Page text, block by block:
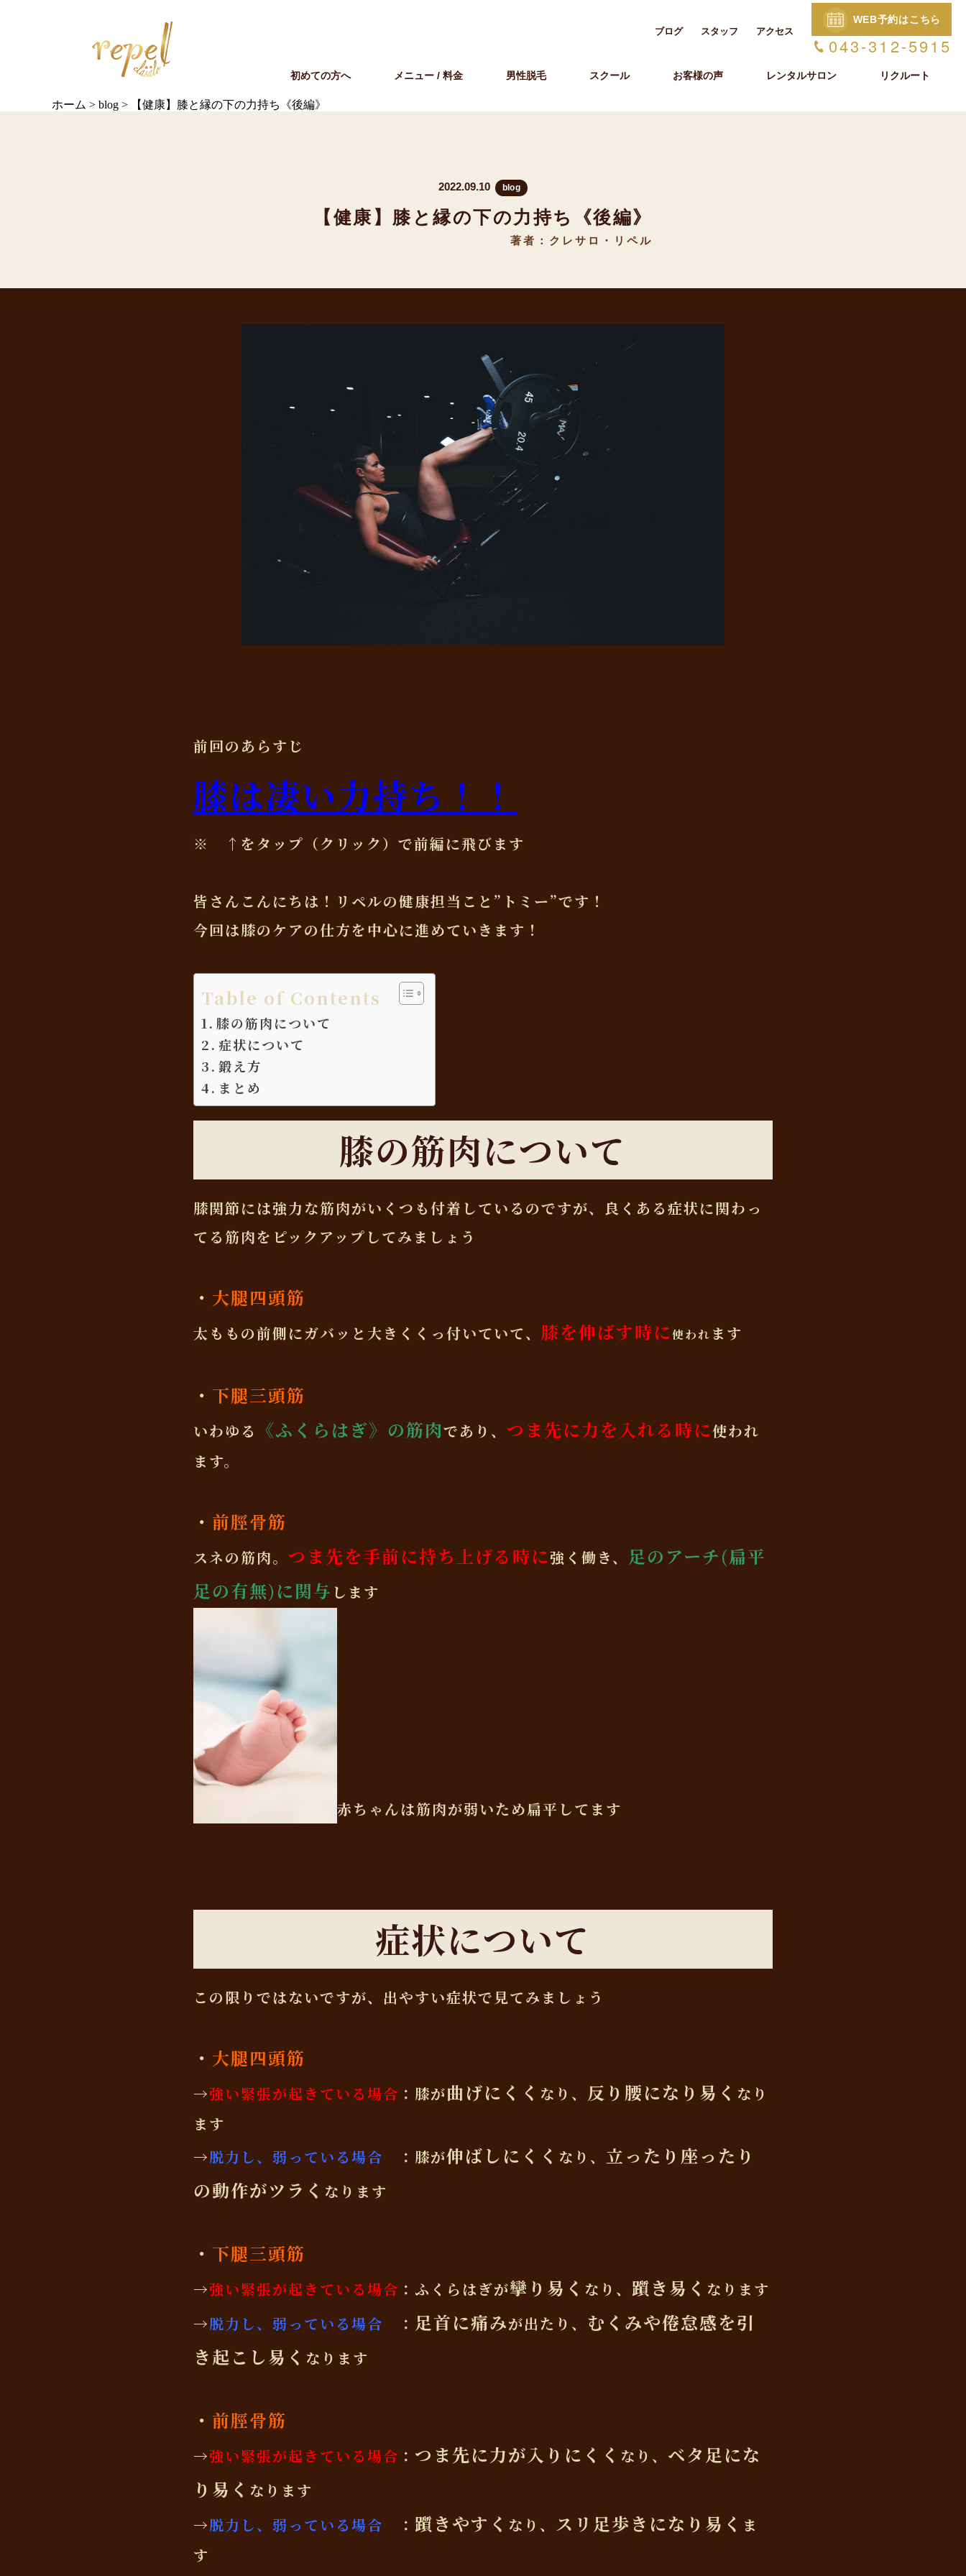
ブログ スタッフ アクセス
WEB予約はこちら
043-312-5915
初めての方へ メニュー / 料金 男性脱毛 スクール お客様の声 レンタルサロン リクルート
ホーム > blog > 【健康】膝と縁の下の力持ち《後編》
2022.09.10 blog
【健康】膝と縁の下の力持ち《後編》
著者：クレサロ・リペル
前回のあらすじ
膝は凄い力持ち！！
※ ↑をタップ（クリック）で前編に飛びます
皆さんこんにちは！リペルの健康担当こと”トミー”です！
今回は膝のケアの仕方を中心に進めていきます！
Table of Contents
膝の筋肉について
症状について
鍛え方
まとめ
膝の筋肉について
膝関節には強力な筋肉がいくつも付着しているのですが、良くある症状に関わっ
てる筋肉をピックアップしてみましょう
・ 大腿四頭筋
太ももの前側にガバッと大きくくっ付いていて、 膝を伸ばす時に使われ ます
・ 下腿三頭筋
いわゆる 《ふくらはぎ》の筋肉であり、 つま先に力を入れる時に使われ
ます。
・ 前脛骨筋
スネの筋肉。 つま先を手前に持ち上げる時に強く働き、
足のアーチ(扁平
足の有無)に関与 します
赤ちゃんは筋肉が弱いため扁平してます
症状について
この限りではないですが、出やすい症状で見てみましょう
・ 大腿四頭筋
→強い緊張が起きている場合 ：膝が曲げにくく なり、 反り腰になり易く なり
ます
→脱力し、弱っている場合 ：膝が伸ばしにくく なり、 立ったり座ったり
の動作がツラく なります
・ 下腿三頭筋
→強い緊張が起きている場合 ：ふくらはぎが攣り易く なり、 躓き易く なります
→脱力し、弱っている場合 ： 足首に痛みが出たり、 むくみや倦怠感を引
き起こし易く なります
・ 前脛骨筋
→強い緊張が起きている場合 ： つま先に力が入りにくく なり、 ベタ足にな
り易く なります
→脱力し、弱っている場合 ： 躓きやすく なり、 スリ 足歩きになり易く ま
す